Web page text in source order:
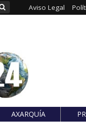
Aviso Legal
AXARQUÍA